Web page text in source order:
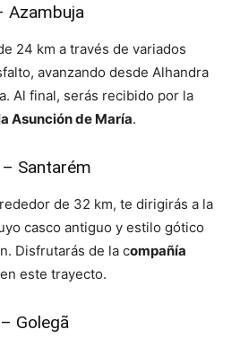
Azambuja
24 km a través de variados
avanzando desde Alhandra
Al final, serás recibido por la
Asunción de María.
Santarém
de 32 km, te dirigirás a la
casco antiguo y estilo gótico
Disfrutarás de la compañía
en este trayecto.
Golegã